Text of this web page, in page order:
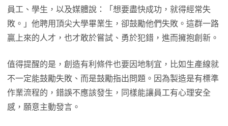
員工、學生，以及媒體說：「想要盡快成功，就得經常失
敗。」他聘用頂尖大學畢業生，卻鼓勵他們失敗。這群一路
贏上來的人才，也才敢於嘗試、勇於犯錯，進而擁抱創新。
值得提醒的是，創造有利條件也要因地制宜，比如生產線就
不一定能鼓勵失敗、而是鼓勵指出問題。因為製造是有標準
作業流程的，錯誤不應該發生，同樣能讓員工有心理安全
感，願意主動發言。